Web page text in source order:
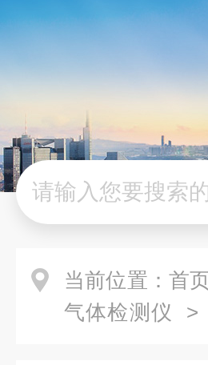
当前位置： 首
气体检测仪 >